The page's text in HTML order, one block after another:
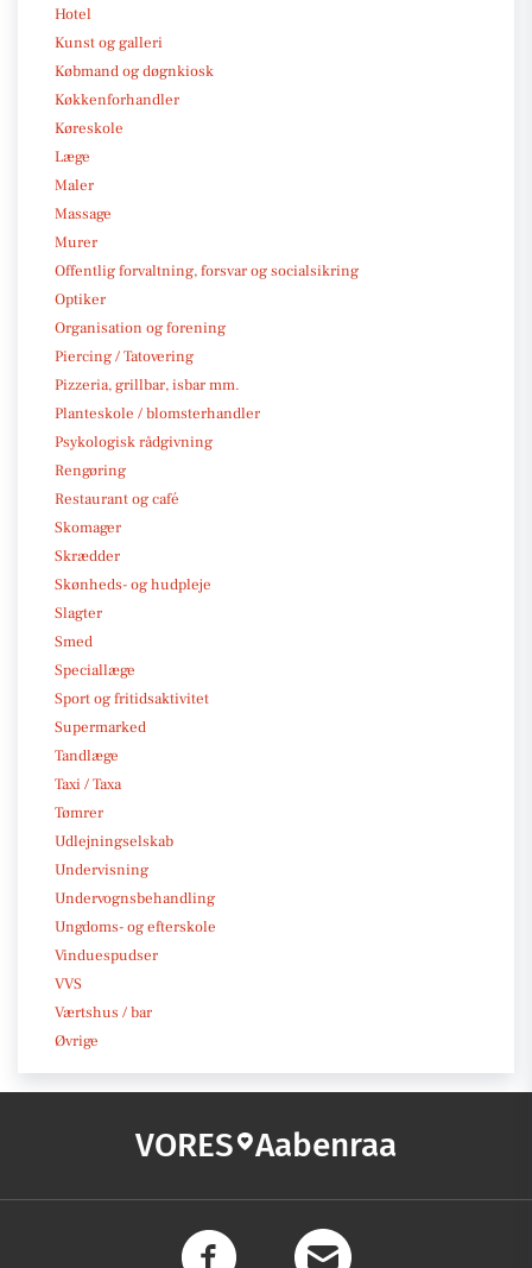
Hotel
Kunst og galleri
Købmand og døgnkiosk
Køkkenforhandler
Køreskole
Læge
Maler
Massage
Murer
Offentlig forvaltning, forsvar og socialsikring
Optiker
Organisation og forening
Piercing / Tatovering
Pizzeria, grillbar, isbar mm.
Planteskole / blomsterhandler
Psykologisk rådgivning
Rengøring
Restaurant og café
Skomager
Skrædder
Skønheds- og hudpleje
Slagter
Smed
Speciallæge
Sport og fritidsaktivitet
Supermarked
Tandlæge
Taxi / Taxa
Tømrer
Udlejningselskab
Undervisning
Undervognsbehandling
Ungdoms- og efterskole
Vinduespudser
VVS
Værtshus / bar
Øvrige
VORES Aabenraa